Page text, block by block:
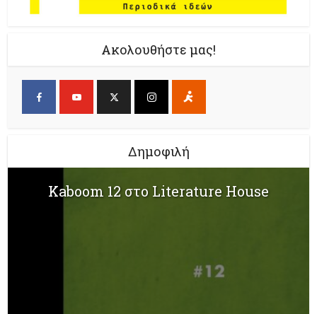
Ακολουθήστε μας!
Δημοφιλή
Kaboom 12 στο Literature House